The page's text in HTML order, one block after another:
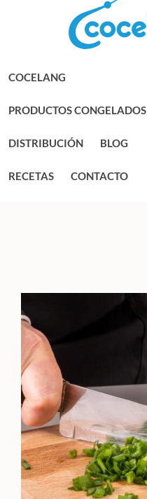
principal
COCELANG
PRODUCTOS CONGELADOS
DISTRIBUCIÓN BLOG
RECETAS CONTACTO